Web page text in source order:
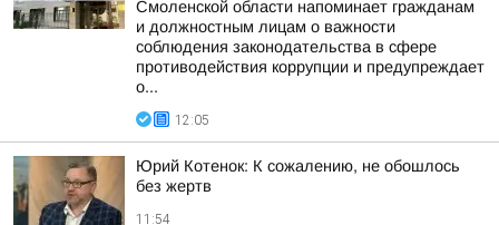
Смоленской области напоминает гражданам
и должностным лицам о важности
соблюдения законодательства в сфере
противодействия коррупции и предупреждает
о...
12:05
Юрий Котенок: К сожалению, не обошлось
без жертв
11:54